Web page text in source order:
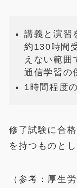
講義と演習
約130時間
えない範囲
通信学習の
1時間程度
修了試験に合
を持つものと
（参考：厚生